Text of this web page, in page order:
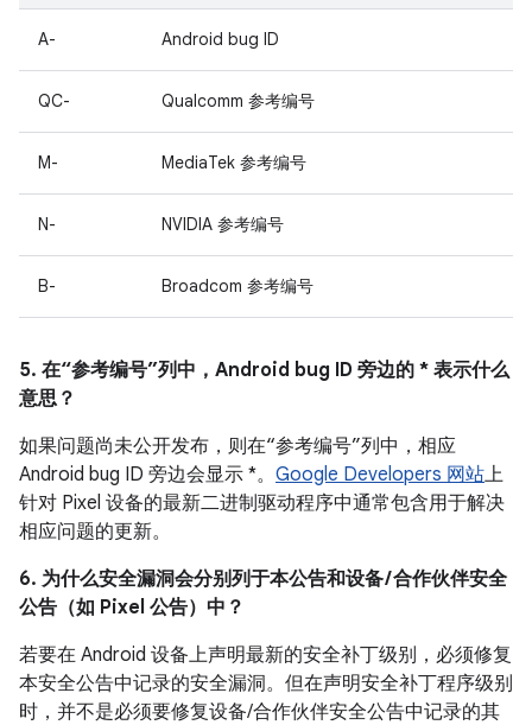
A- Android bug ID
QC- Qualcomm 参考编号
M- MediaTek 参考编号
N- NVIDIA 参考编号
B- Broadcom 参考编号
5. 在“参考编号”列中，Android bug ID 旁边的 * 表示什么
意思？
如果问题尚未公开发布，则在“参考编号”列中，相应
Android bug ID 旁边会显示 *。 Google Developers 网站上
针对 Pixel 设备的最新二进制驱动程序中通常包含用于解决
相应问题的更新。
6. 为什么安全漏洞会分别列于本公告和设备 / 合作伙伴安全
公告（如 Pixel 公告）中？
若要在 Android 设备上声明最新的安全补丁级别，必须修复
本安全公告中记录的安全漏洞。但在声明安全补丁程序级别
时，并不是必须要修复设备/合作伙伴安全公告中记录的其